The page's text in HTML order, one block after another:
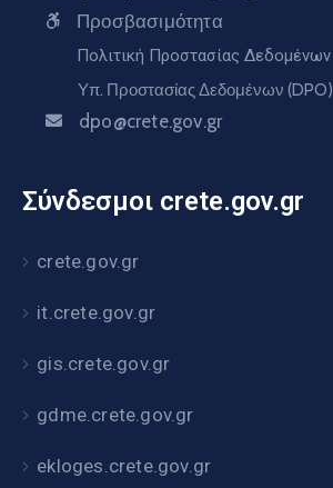
Προσβασιμότητα
Πολιτική Προστασίας Δεδομένων
Υπ. Προστασίας Δεδομένων (DPO)
dpo@crete.gov.gr
Σύνδεσμοι crete.gov.gr
crete.gov.gr
it.crete.gov.gr
gis.crete.gov.gr
gdme.crete.gov.gr
ekloges.crete.gov.gr